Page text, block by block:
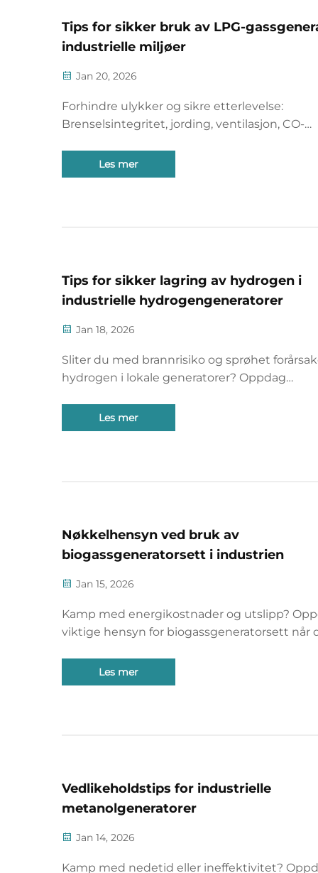
Tips for sikker bruk av LPG-
industrielle miljøer
Jan 20, 2026
Forhindre ulykker og sikre etterlevelse:
Brenselsintegritet, jording, ventilasjon, CO-
nøkprosedyrer for LPG-generatorer. Last ned
sikkerhetsjekkliste nå.
Les mer
Tips for sikker lagring av hydrogen i
industrielle hydrogengeneratorer
Jan 18, 2026
Sliter du med brannrisiko og sprøhet
hydrogen i lokale generatorer? Oppdag
og lekkasjedeteksjon som reduserer risikoen
92 %. Sørg for at du er i samsvar i dag.
Les mer
Nøkkelhensyn ved bruk av
biogassgeneratorsett i industrien
Jan 15, 2026
Kamp med energikostnader og utslipp?
viktige hensyn for biogassgeneratorsett når
avkastning. Last ned sjekklisten nå.
Les mer
Vedlikeholdstips for industrielle
metanolgeneratorer
Jan 14, 2026
Kamp med nedetid eller ineffektivitet?